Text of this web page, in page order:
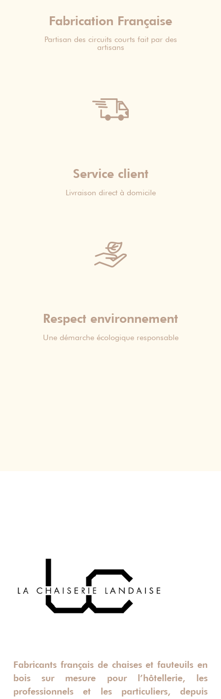
Fabrication Française
Partisan des circuits courts fait par des
artisans
Service client
Livraison direct à domicile
Respect environnement
Une démarche écologique responsable
Fabricants français de chaises et fauteuils en
bois sur mesure pour l’hôtellerie, les
professionnels et les particuliers, depuis